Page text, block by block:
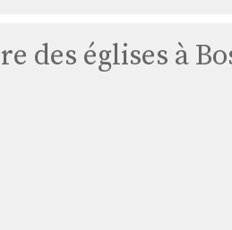
des églises à